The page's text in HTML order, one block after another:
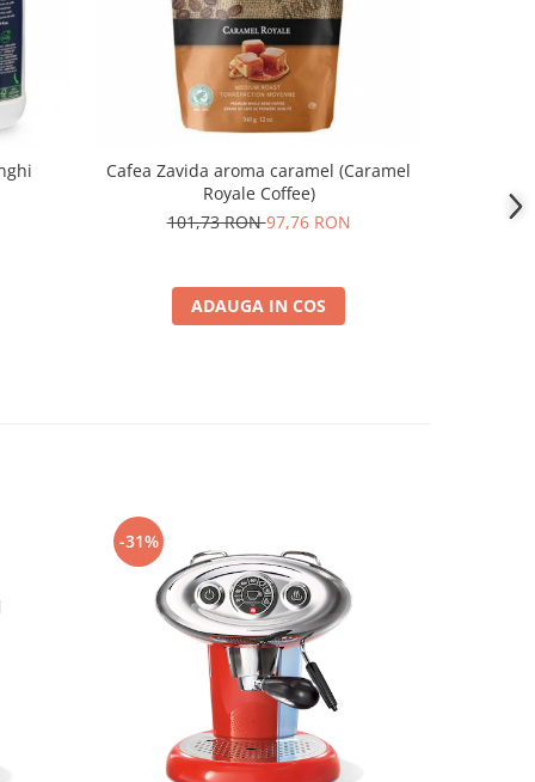
Cafea Zavida aroma caramel (Caramel
Royale Coffee)
101,73 RON97,76 RON
ADAUGA IN COS
-31%